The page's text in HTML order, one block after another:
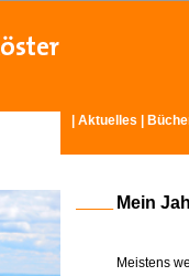
Aktuelles
Mein
Meistens